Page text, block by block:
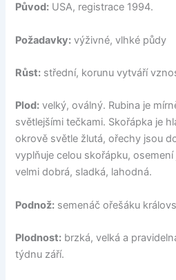
Původ: USA, registrace 1994.
Požadavky: výživné, vlhké půdy
Růst: střední, korunu vytváří
Plod: velký, oválný. Rubina je
světlejšími tečkami. Skořápka je
okrově světle žlutá, ořechy jsou
vyplňuje celou skořápku,
velmi dobrá, sladká, lahodná.
Podnož: semenáč ořešáku
Plodnost: brzká, velká a
týdnu září.